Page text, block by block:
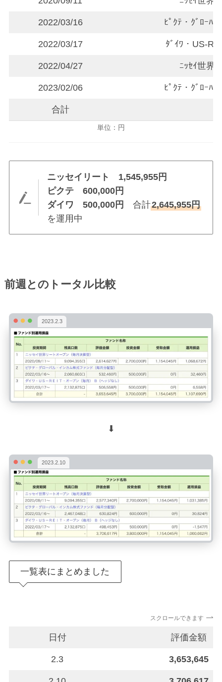
2022/03/16 ﾋﾟｸﾃ・ｸﾞﾛｰﾊﾞ
2022/03/17 ﾀﾞｲﾜ・US-
2022/04/27 ﾆｯｾｲ世界ﾘ
2023/02/06 ﾋﾟｸﾃ・ｸﾞﾛｰﾊﾞ
合計
単位：円
ニッセイリート 1,545,955円
ピクテ 600,000円
ダイワ 500,000円
合計2,645,955円
を運用中
前週とのトータル比較
2023.2.3
⬇︎
2023.2.10
一覧表にまとめました
スクロールできます
日付 評価金額
2.3 3,653,645